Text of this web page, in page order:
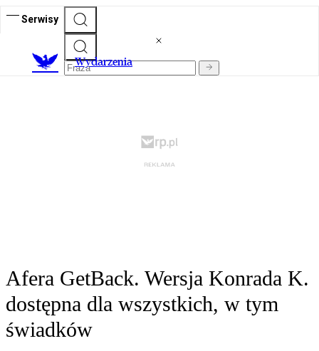
Serwisy
Wydarzenia
Afera GetBack. Wersja Konrada K.
dostępna dla wszystkich, w tym
świadków